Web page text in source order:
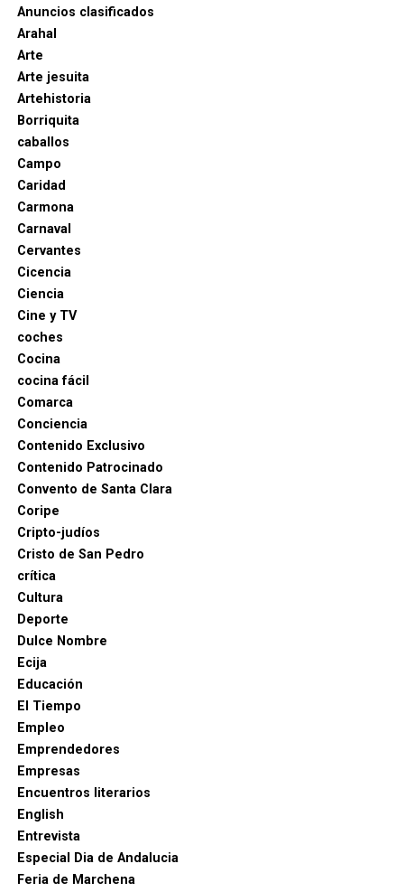
Anuncios clasificados
Arahal
Arte
Arte jesuita
Artehistoria
Borriquita
caballos
Campo
Caridad
Carmona
Carnaval
Cervantes
Cicencia
Ciencia
Cine y TV
coches
Cocina
cocina fácil
Comarca
Conciencia
Contenido Exclusivo
Contenido Patrocinado
Convento de Santa Clara
Coripe
Cripto-judíos
Cristo de San Pedro
crítica
Cultura
Deporte
Dulce Nombre
Ecija
Educación
El Tiempo
Empleo
Emprendedores
Empresas
Encuentros literarios
English
Entrevista
Especial Dia de Andalucia
Feria de Marchena